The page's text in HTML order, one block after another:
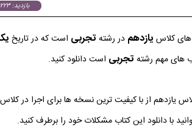
بازدید: 11223
های کلاس یازدهم در رشته تجربی است که در تاریخ
های مهم رشته تجربی است دانلود کنید.
با دانلود این کتاب مشکلات خود را برطرف کنید.